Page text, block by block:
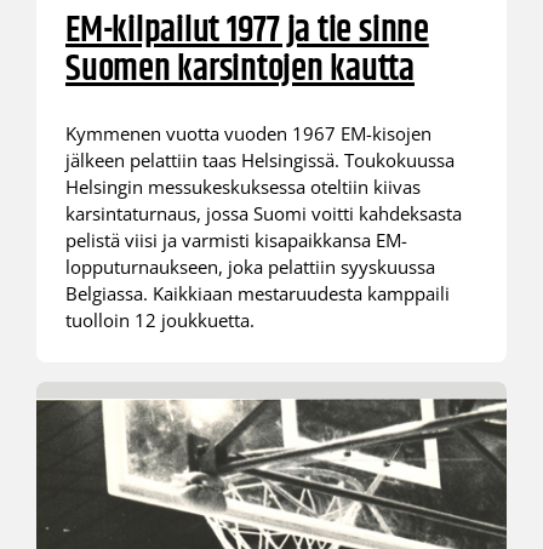
EM-kilpailut 1977 ja tie sinne
Suomen karsintojen kautta
Kymmenen vuotta vuoden 1967 EM-kisojen
jälkeen pelattiin taas Helsingissä. Toukokuussa
Helsingin messukeskuksessa oteltiin kiivas
karsintaturnaus, jossa Suomi voitti kahdeksasta
pelistä viisi ja varmisti kisapaikkansa EM-
lopputurnaukseen, joka pelattiin syyskuussa
Belgiassa. Kaikkiaan mestaruudesta kamppaili
tuolloin 12 joukkuetta.